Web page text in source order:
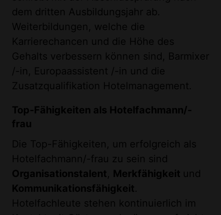
dem dritten Ausbildungsjahr ab.
Weiterbildungen, welche die
Karrierechancen und die Höhe des
Gehalts verbessern können sind, Barmixer
/-in, Europaassistent /-in und die
Zusatzqualifikation Hotelmanagement.
Top-Fähigkeiten als Hotelfachmann/-
frau
Die Top-Fähigkeiten, um erfolgreich als
Hotelfachmann/-frau zu sein sind
Organisationstalent
Merkfähigkeit und
Kommunikationsfähigkeit.
Hotelfachleute stehen kontinuierlich im